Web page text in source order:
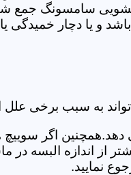
سامسونگ جمع
و یا دچار خمیدگی
به سبب برخی علل
اگر
از اندازه البسه
نمایید.